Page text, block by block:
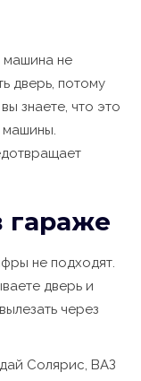
машина не
дверь, потому
знаете, что это
машины.
гараже
не подходят.
дверь и
через
Солярис, ВАЗ